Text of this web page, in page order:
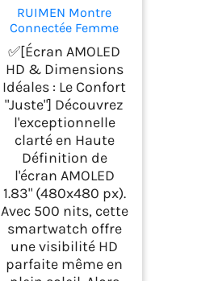
RUIMEN Montre
Connectée Femme
Appel Bluetooth
Lecteur de Musique
Montre Sport
Smartwatch pour
Android iOS
Podometre
Cardiofrequencemetr
e Oxymetre Montre
Telephone Etanche
IP68 Cycle Menstruel
Rose
✅[Écran AMOLED
HD & Dimensions
Idéales : Le Confort
"Juste"] Découvrez
l'exceptionnelle
clarté en Haute
Définition de
l'écran AMOLED
1.83" (480x480 px).
Avec 500 nits, cette
smartwatch offre
une visibilité HD
parfaite même en